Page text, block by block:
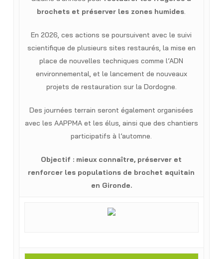
brochets et préserver les zones humides.
En 2026, ces actions se poursuivent avec le suivi
scientifique de plusieurs sites restaurés, la mise en
place de nouvelles techniques comme l’ADN
environnemental, et le lancement de nouveaux
projets de restauration sur la Dordogne.
Des journées terrain seront également organisées
avec les AAPPMA et les élus, ainsi que des chantiers
participatifs à l’automne.
Objectif : mieux connaître, préserver et
renforcer les populations de brochet aquitain
en Gironde.